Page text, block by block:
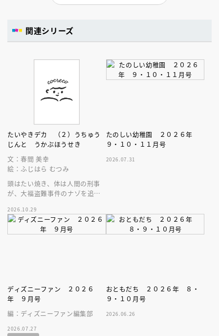
関連シリーズ
たいやきデカ （２）うちゅう
じんと うかぶほうせき
文：春間 美幸
絵：ふじはら むつみ
頭はたい焼き、体は人間の刑事
が、大福盗難事件のナゾを追
み物の新シリーズ第２巻目。
2026.10.29
たのしい幼稚園 ２０２６年
９・１０・１１月号
2026.07.31
ディズニーファン ２０２６
年 ９月号
編：ディズニーファン編集部
2026.07.27
おともだち ２０２６年 ８・
９・１０月号
2026.06.26